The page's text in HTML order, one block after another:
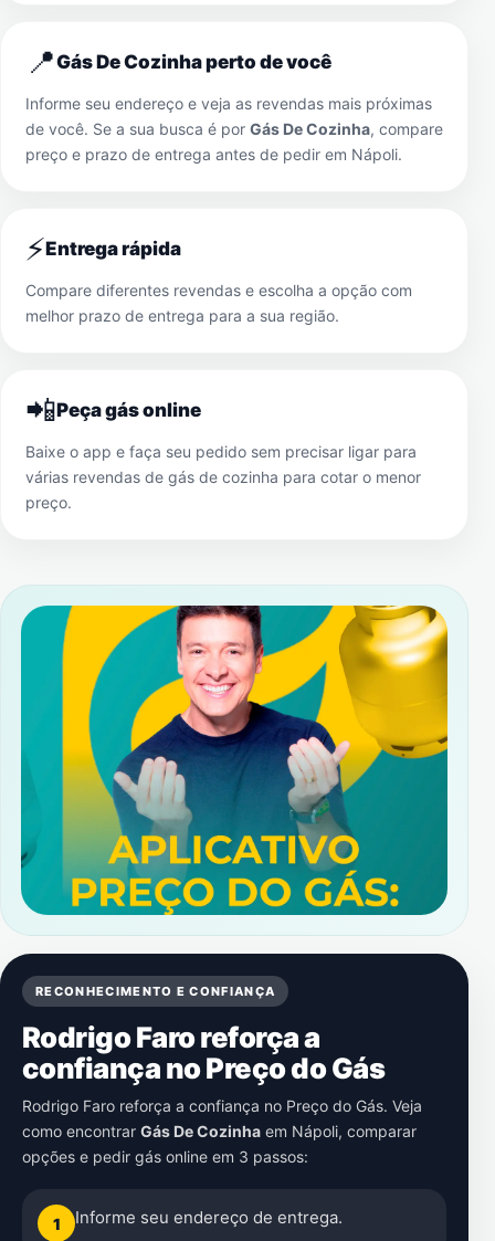
📍Gás De Cozinha perto de você
Informe seu endereço e veja as revendas mais próximas
de você. Se a sua busca é por Gás De Cozinha, compare
preço e prazo de entrega antes de pedir em Nápoli.
⚡Entrega rápida
Compare diferentes revendas e escolha a opção com
melhor prazo de entrega para a sua região.
📲Peça gás online
Baixe o app e faça seu pedido sem precisar ligar para
várias revendas de gás de cozinha para cotar o menor
preço.
RECONHECIMENTO E CONFIANÇA
Rodrigo Faro reforça a
confiança no Preço do Gás
Rodrigo Faro reforça a confiança no Preço do Gás. Veja
como encontrar Gás De Cozinha em Nápoli, comparar
opções e pedir gás online em 3 passos:
1 Informe seu endereço de entrega.